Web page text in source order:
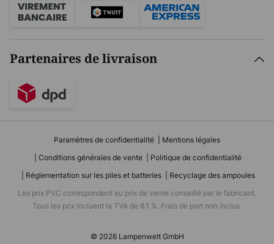
Partenaires de livraison
Paramètres de confidentialité
Mentions légales
Conditions générales de vente
Politique de confidentialité
Réglementation sur les piles et batteries
Recyclage des ampoules
Les prix PVC correspondent au prix de vente conseillé par le fabricant.
Tous les prix incluent la TVA de 8.1 %. Frais de port non inclus.
© 2026 Lampenwelt GmbH